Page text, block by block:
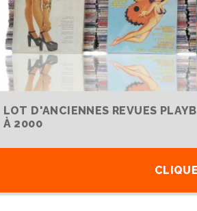
LOT D'ANCIENNES REVUES
À 2000